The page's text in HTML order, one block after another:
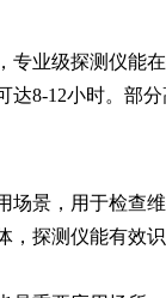
专业级探测仪能
达8-12小时。部
场景，用于检查
，探测仪能有效识